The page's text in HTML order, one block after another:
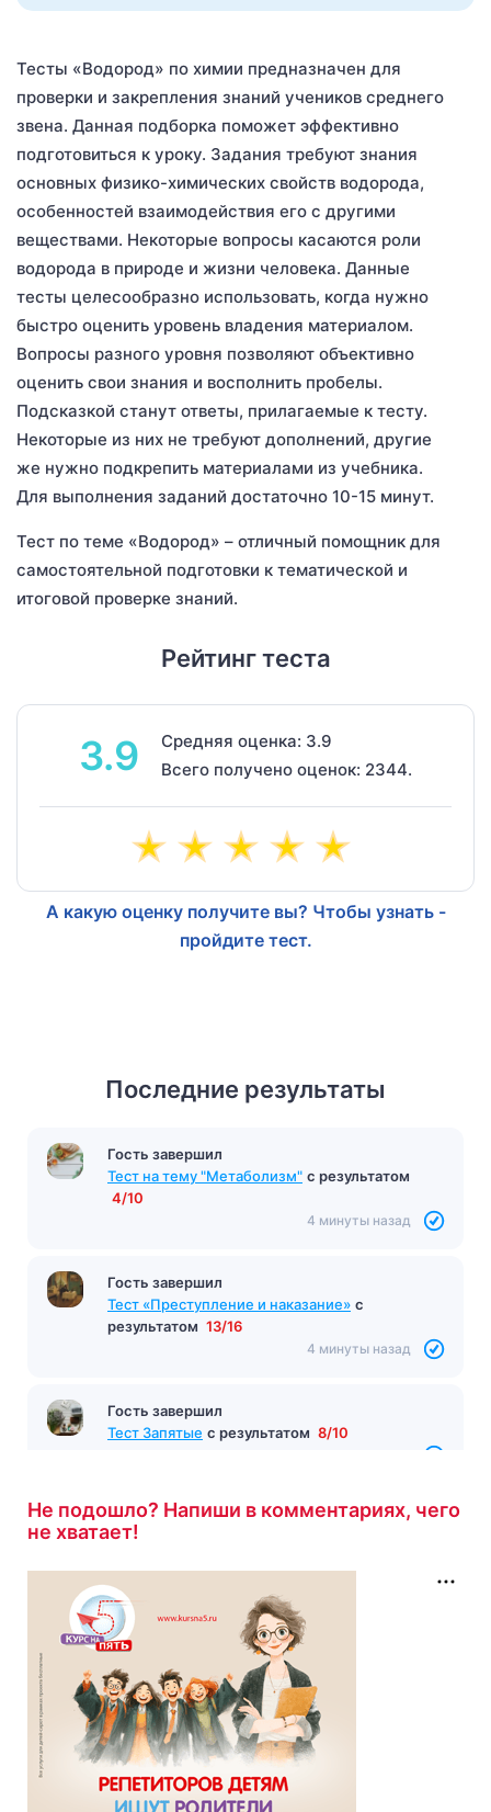
Тесты «Водород» по химии предназначен для
проверки и закрепления знаний учеников среднего
звена. Данная подборка поможет эффективно
подготовиться к уроку. Задания требуют знания
основных физико-химических свойств водорода,
особенностей взаимодействия его с другими
веществами. Некоторые вопросы касаются роли
водорода в природе и жизни человека. Данные
тесты целесообразно использовать, когда нужно
быстро оценить уровень владения материалом.
Вопросы разного уровня позволяют объективно
оценить свои знания и восполнить пробелы.
Подсказкой станут ответы, прилагаемые к тесту.
Некоторые из них не требуют дополнений, другие
же нужно подкрепить материалами из учебника.
Для выполнения заданий достаточно 10-15 минут.
Тест по теме «Водород» – отличный помощник для
самостоятельной подготовки к тематической и
итоговой проверке знаний.
Рейтинг теста
3.9
Средняя оценка: 3.9
Всего получено оценок: 2344.
А какую оценку получите вы? Чтобы узнать -
пройдите тест.
Последние результаты
Гость завершил
Тест на тему "Метаболизм" с результатом
4/10
4 минуты назад
Гость завершил
Тест «Преступление и наказание» с
результатом 13/16
4 минуты назад
Гость завершил
Тест Запятые с результатом 8/10
Не подошло? Напиши в комментариях, чего
не хватает!